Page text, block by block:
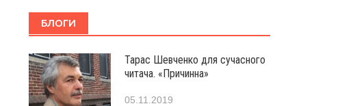
БЛОГИ
Тарас Шевченко для сучасного
читача. «Причинна»
05.11.2019